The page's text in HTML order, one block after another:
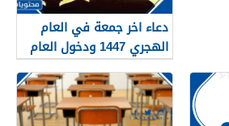
دعاء اخر جمعة في العام
الهجري 1447 ودخول العام
الجديد 1448